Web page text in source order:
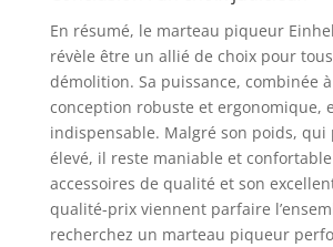
En résumé, le marteau piqueur
révèle être un allié de choix pour
démolition. Sa puissance, combinée
conception robuste et ergonomique,
indispensable. Malgré son poids, qui
élevé, il reste maniable et
accessoires de qualité et son
qualité-prix viennent parfaire
recherchez un marteau piqueur